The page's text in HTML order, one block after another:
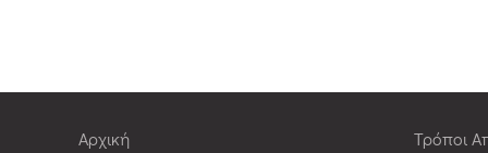
Αρχική
Τρόποι